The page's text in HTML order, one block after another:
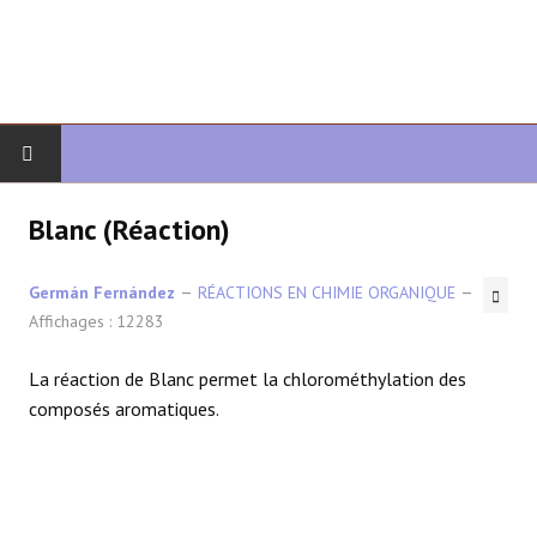
ORGANIQUE AVANCÉ
HÉTÉROCYCLES
Blanc (Réaction)
Germán Fernández
RÉACTIONS EN CHIMIE ORGANIQUE
Affichages : 12283
La réaction de Blanc permet la chlorométhylation des
composés aromatiques.